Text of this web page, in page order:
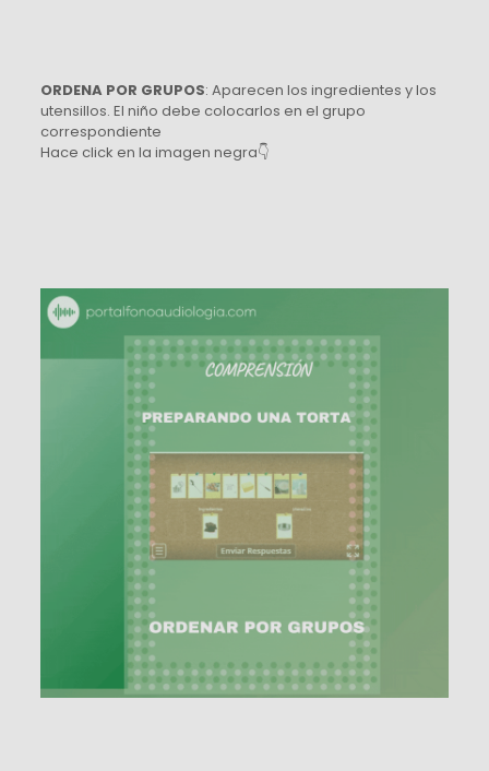
ORDENA POR GRUPOS: Aparecen los ingredientes y los
utensillos. El niño debe colocarlos en el grupo
correspondiente
Hace click en la imagen negra👇